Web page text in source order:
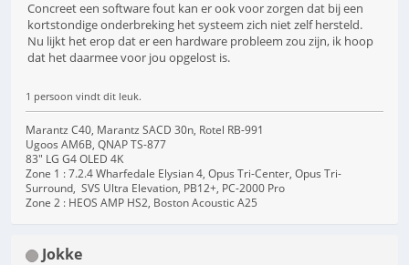
Concreet een software fout kan er ook voor zorgen dat bij een
kortstondige onderbreking het systeem zich niet zelf hersteld.
Nu lijkt het erop dat er een hardware probleem zou zijn, ik hoop
dat het daarmee voor jou opgelost is.
1 persoon vindt dit leuk.
Marantz C40, Marantz SACD 30n, Rotel RB-991
Ugoos AM6B, QNAP TS-877
83" LG G4 OLED 4K
Zone 1 : 7.2.4 Wharfedale Elysian 4, Opus Tri-Center, Opus Tri-
Surround, SVS Ultra Elevation, PB12+, PC-2000 Pro
Zone 2 : HEOS AMP HS2, Boston Acoustic A25
Jokke